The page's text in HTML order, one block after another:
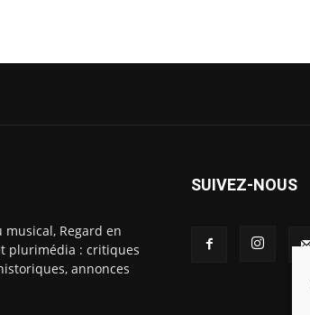
Regard en
plurimédia : critiques
annonces
SUIVEZ-NOUS